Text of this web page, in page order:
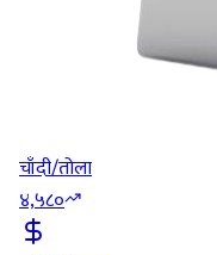
चाँदी/तोला
४,५८०